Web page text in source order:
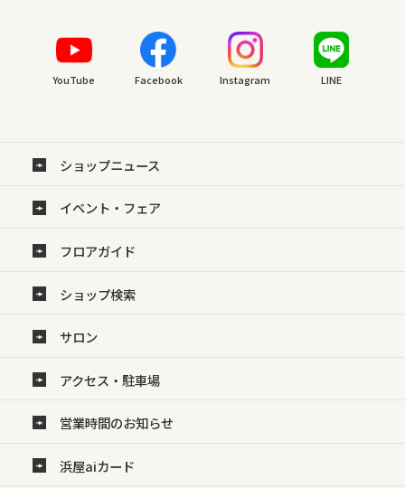
YouTube Facebook Instagram LINE
ショップニュース
イベント・フェア
フロアガイド
ショップ検索
サロン
アクセス・駐車場
営業時間のお知らせ
浜屋aiカード